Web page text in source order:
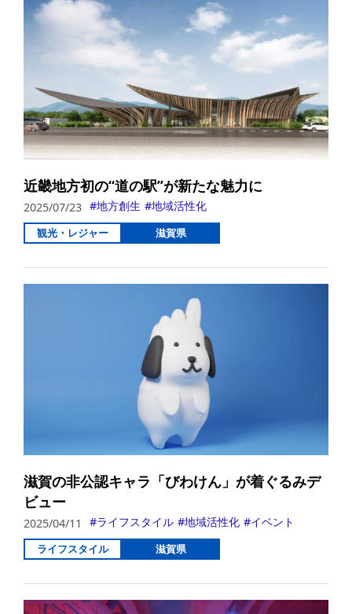
近畿地方初の“道の駅”が新たな魅力に
2025/07/23 地方創生 地域活性化
観光・レジャー 滋賀県
滋賀の非公認キャラ「びわけん」が着ぐるみデ
ビュー
2025/04/11 ライフスタイル 地域活性化 イベント
ライフスタイル 滋賀県